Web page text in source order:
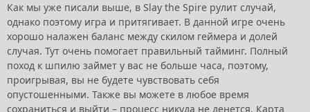
Как мы уже писали выше, в Slay the Spire рулит случай,
однако поэтому игра и притягивает. В данной игре очень
хорошо налажен баланс между скилом геймера и долей
случая. Тут очень помогает правильный тайминг. Полный
поход к шпилю займет у вас не больше часа, поэтому,
проигрывая, вы не будете чувствовать себя
опустошенными. Также вы можете в любое время
сохраниться и выйти – процесс никуда не денется. Карта